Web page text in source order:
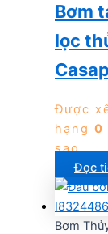
Bơm
lọc
Được
hạng 0
sao
Đọc
Bơm